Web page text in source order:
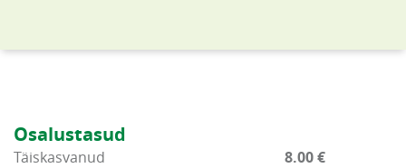
Osalustasud
Täiskasvanud
8.00 €